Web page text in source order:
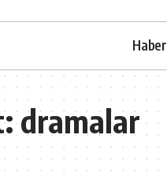
Haber
dramalar